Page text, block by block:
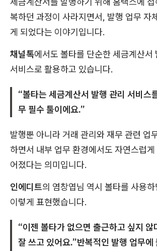
복하던 과정이 사라지면서, 발행 업무 자
게 되었다는 이야기입니다.
채널톡에서도 볼타를 단순한 세금계산서
서비스로 활용하고 있습니다.
“볼타는 세금계산서 발행 관리 서비스
무 필수 툴이에요.”
발행뿐 아니라 거래 관리와 재무 관련 업
하면서 내부 업무 환경에서도 자연스럽
어졌다는 의미입니다.
인에디트의 염창엽님 역시 볼타를 사용
이렇게 표현했습니다.
“이젠 볼타가 없으면 출근하고 싶지 않
잘 쓰고 있어요.”반복적인 발행 업무에